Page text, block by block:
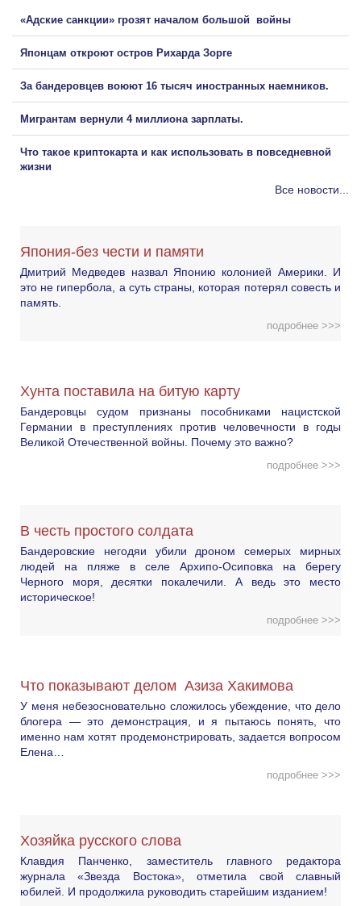
«Адские санкции» грозят началом большой войны
Японцам откроют остров Рихарда Зорге
За бандеровцев воюют 16 тысяч иностранных наемников.
Мигрантам вернули 4 миллиона зарплаты.
Что такое криптокарта и как использовать в повседневной
жизни
Все новости...
Япония-без чести и памяти
Дмитрий Медведев назвал Японию колонией Америки. И
это не гипербола, а суть страны, которая потерял совесть и
память.
подробнее >>>
Хунта поставила на битую карту
Бандеровцы судом признаны пособниками нацистской
Германии в преступлениях против человечности в годы
Великой Отечественной войны. Почему это важно?
подробнее >>>
В честь простого солдата
Бандеровские негодяи убили дроном семерых мирных
людей на пляже в селе Архипо-Осиповка на берегу
Черного моря, десятки покалечили. А ведь это место
историческое!
подробнее >>>
Что показывают делом Азиза Хакимова
У меня небезосновательно сложилось убеждение, что дело
блогера — это демонстрация, и я пытаюсь понять, что
именно нам хотят продемонстрировать, задается вопросом
Елена…
подробнее >>>
Хозяйка русского слова
Клавдия Панченко, заместитель главного редактора
журнала «Звезда Востока», отметила свой славный
юбилей. И продолжила руководить старейшим изданием!